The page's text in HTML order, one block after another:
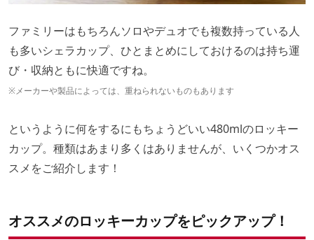
ファミリーはもちろんソロやデュオでも複数持っている人
も多いシェラカップ、ひとまとめにしておけるのは持ち運
び・収納ともに快適ですね。
※メーカーや製品によっては、重ねられないものもあります
というように何をするにもちょうどいい480mlのロッキー
カップ。種類はあまり多くはありませんが、いくつかオス
スメをご紹介します！
オススメのロッキーカップをピックアップ！